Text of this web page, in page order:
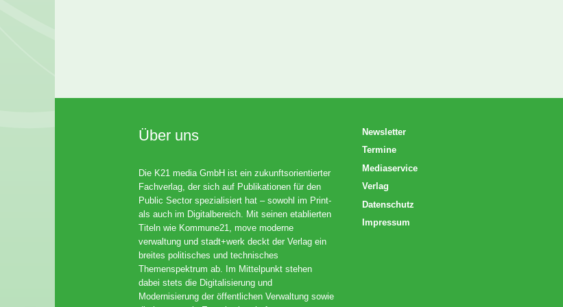
Über uns
Die K21 media GmbH ist ein zukunftsorientierter
Fachverlag, der sich auf Publikationen für den
Public Sector spezialisiert hat – sowohl im Print-
als auch im Digitalbereich. Mit seinen etablierten
Titeln wie Kommune21, move moderne
verwaltung und stadt+werk deckt der Verlag ein
breites politisches und technisches
Themenspektrum ab. Im Mittelpunkt stehen
dabei stets die Digitalisierung und
Modernisierung der öffentlichen Verwaltung sowie
Newsletter
Termine
Mediaservice
Verlag
Datenschutz
Impressum